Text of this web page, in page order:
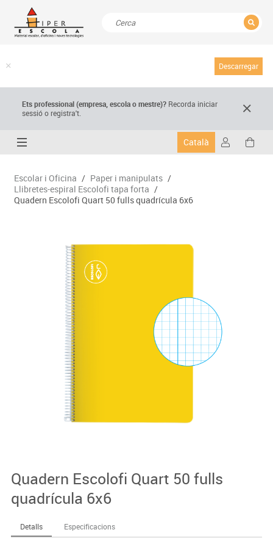
Descarregar
Ets professional (empresa,escola o mestre)? Recorda iniciar
sessió o registra't.
Català
Escolar i Oficina / Paper i manipulats /
Llibretes-espiral Escolofi tapa forta /
Quadern Escolofi Quart 50 fulls quadrícula 6x6
Quadern Escolofi Quart 50 fulls
quadrícula 6x6
Detalls Especificacions